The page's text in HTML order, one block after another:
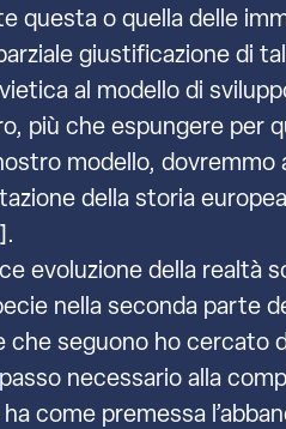
questa o quella delle
giustificazione di
al modello di
più che espungere per
modello,
della storia
].
evoluzione della
nella seconda parte
che seguono ho cercato
necessario alla
come premessa